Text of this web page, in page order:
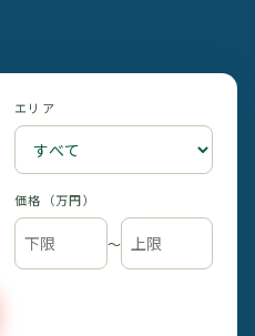
エリア
価格（万円）
〜